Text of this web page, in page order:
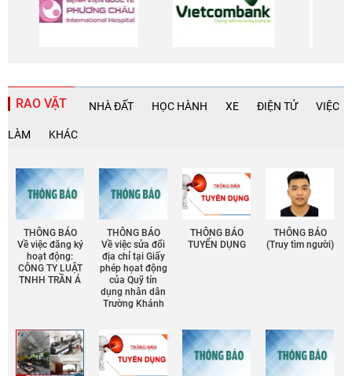
RAO VẶT NHÀ ĐẤT HỌC HÀNH XE ĐIỆN TỬ VIỆC
LÀM KHÁC
THÔNG BÁO
Về việc đăng ký
hoạt động:
CÔNG TY LUẬT
TNHH TRẦN Á
THÔNG BÁO
Về việc sửa đổi
địa chỉ tại Giấy
phép họat động
của Quỹ tín
dụng nhân dân
Trường Khánh
THÔNG BÁO
TUYỂN DỤNG
THÔNG BÁO
(Truy tìm người)